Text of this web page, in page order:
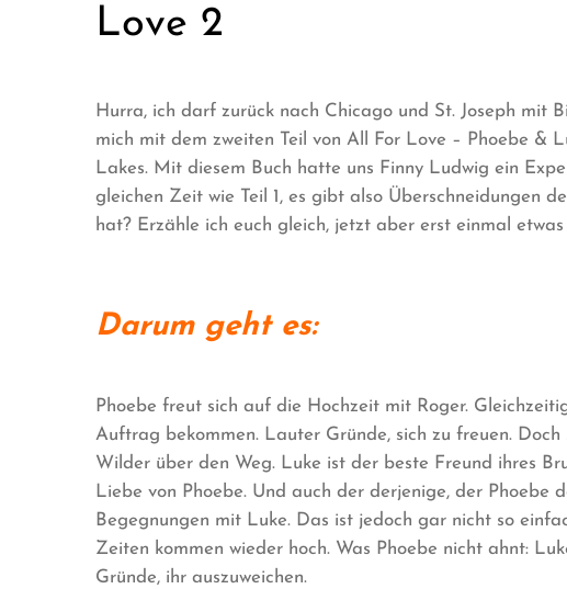
Love 2
Hurra, ich darf zurück nach Chicago und St. Joseph mit
mich mit dem zweiten Teil von All For Love – Phoebe &
Lakes. Mit diesem Buch hatte uns Finny Ludwig ein
gleichen Zeit wie Teil 1, es gibt also Überschneidungen
hat? Erzähle ich euch gleich, jetzt aber erst einmal
Darum geht es:
Phoebe freut sich auf die Hochzeit mit Roger.
Auftrag bekommen. Lauter Gründe, sich zu freuen.
Wilder über den Weg. Luke ist der beste Freund ihres
Liebe von Phoebe. Und auch der derjenige, der Phoebe
Begegnungen mit Luke. Das ist jedoch gar nicht so
Zeiten kommen wieder hoch. Was Phoebe nicht ahnt:
Gründe, ihr auszuweichen.